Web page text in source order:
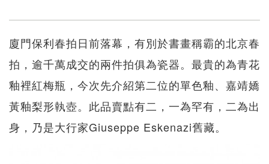
廈門保利春拍日前落幕，有別於書畫稱霸的北京春
拍，逾千萬成交的兩件拍俱為瓷器。最貴的為青花
釉裡紅梅瓶，今次先介紹第二位的單色釉、嘉靖嬌
黃釉梨形執壺。此品賣點有二，一為罕有，二為出
身，乃是大行家Giuseppe Eskenazi舊藏。